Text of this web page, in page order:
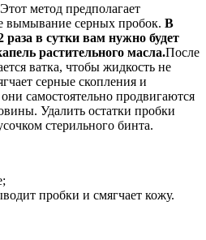
метод предполагает
вымывание серных пробок. В
раза в сутки вам нужно будет
растительного масла.После
ватка, чтобы жидкость не
серные скопления и
самостоятельно продвигаются
Удалить остатки пробки
стерильного бинта.
пробки и смягчает кожу.